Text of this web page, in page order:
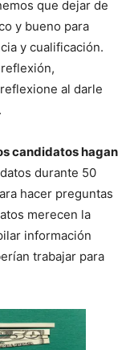
que dejar de
y bueno para
y cualificación.
al darle
candidatos hagan
durante 50
hacer preguntas
merecen la
información
trabajar para